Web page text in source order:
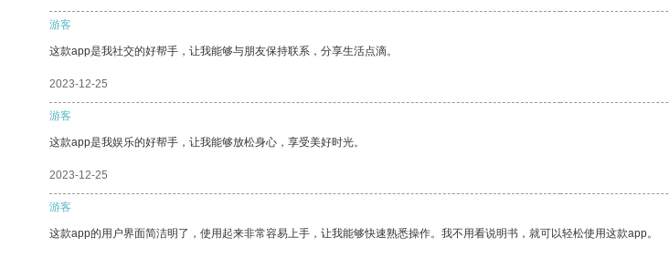
游客
这款app是我社交的好帮手，让我能够与朋友保持联系，分享生活点滴。
2023-12-25
游客
这款app是我娱乐的好帮手，让我能够放松身心，享受美好时光。
2023-12-25
游客
这款app的用户界面简洁明了，使用起来非常容易上手，让我能够快速熟悉操作。我不用看说明书，就可以轻松使用这款app。